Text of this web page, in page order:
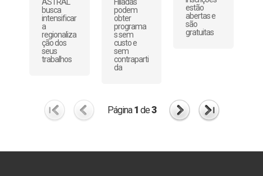
busca
intensificar
a
regionaliza
ção dos
seus
trabalhos
podem
obter
programa
s sem
custo e
sem
contraparti
da
estão
abertas e
são
gratuitas
Página1 de3